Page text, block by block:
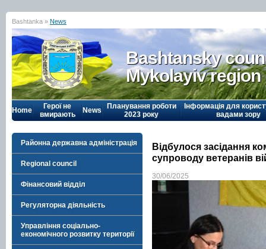
Bashtanka » News
Bashtansky
Mykolayiv region
Home
Герої не
вмирають
News
Планування роботи
2023 року
Інформація для
вадами зору
Районна державна адміністрація
Regional council
Фінансовий відділ
Регуляторна діяльність
Управління соціально-
економічного розвитку території
Відбулося засідання
супроводу ветеранів
30/06/2025